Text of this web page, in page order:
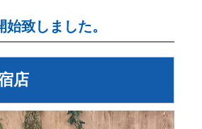
致しました。
店